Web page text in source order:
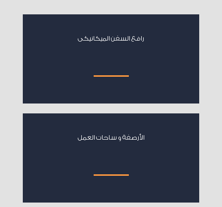
رافع السفن الميكانيكى
الأرصفة و ساحات العمل